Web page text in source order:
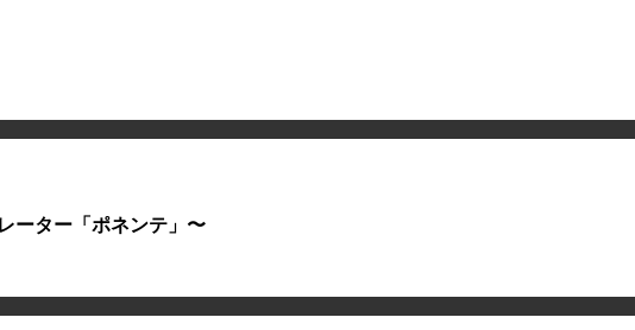
ーター「ポネンテ」〜